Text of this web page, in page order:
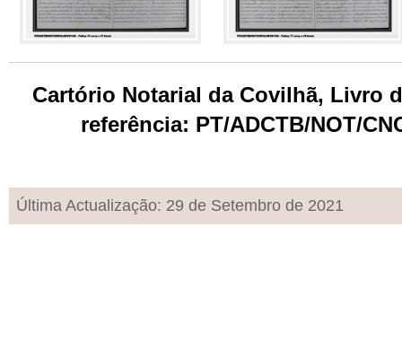
Cartório Notarial da Covilhã, Livro
referência: PT/ADCTB/NOT/
Última Actualização: 29 de Setembro de 2021